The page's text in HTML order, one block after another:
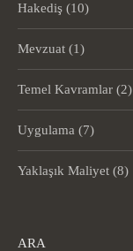
Hakediş (10)
Mevzuat (1)
Temel Kavramlar (2)
Uygulama (7)
Yaklaşık Maliyet (8)
ARA